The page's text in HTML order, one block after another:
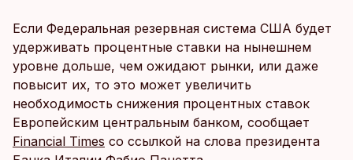
Если Федеральная резервная система США будет
удерживать процентные ставки на нынешнем
уровне дольше, чем ожидают рынки, или даже
повысит их, то это может увеличить
необходимость снижения процентных ставок
Европейским центральным банком, сообщает
Financial Times со ссылкой на слова президента